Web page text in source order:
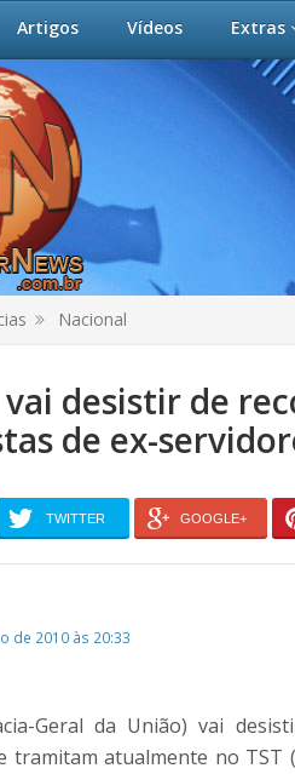
Artigos Vídeos Extras
Nacional
desistir de
de ex-
TWITTER GOOGLE+
de 2010 às 20:33
Geral da União) vai
tramitam atualmente no